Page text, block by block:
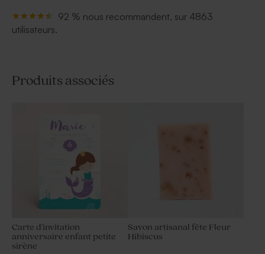
92 % nous recommandent, sur 4863
utilisateurs.
Produits associés
Carte d'invitation
anniversaire enfant petite
sirène
Savon artisanal fête Fleur
Hibiscus